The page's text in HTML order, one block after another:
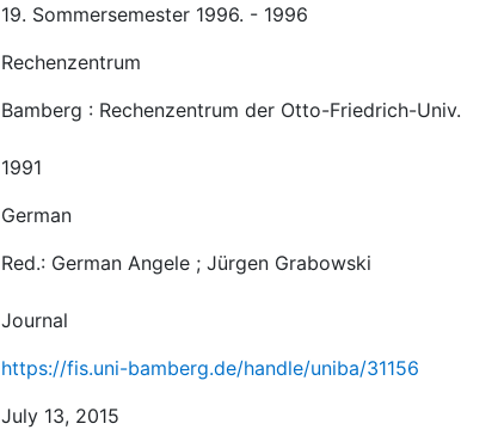
19. Sommersemester 1996. - 1996
Rechenzentrum
Bamberg : Rechenzentrum der Otto-Friedrich-Univ.
1991
German
Red.: German Angele ; Jürgen Grabowski
Journal
https://fis.uni-bamberg.de/handle/uniba/31156
July 13, 2015